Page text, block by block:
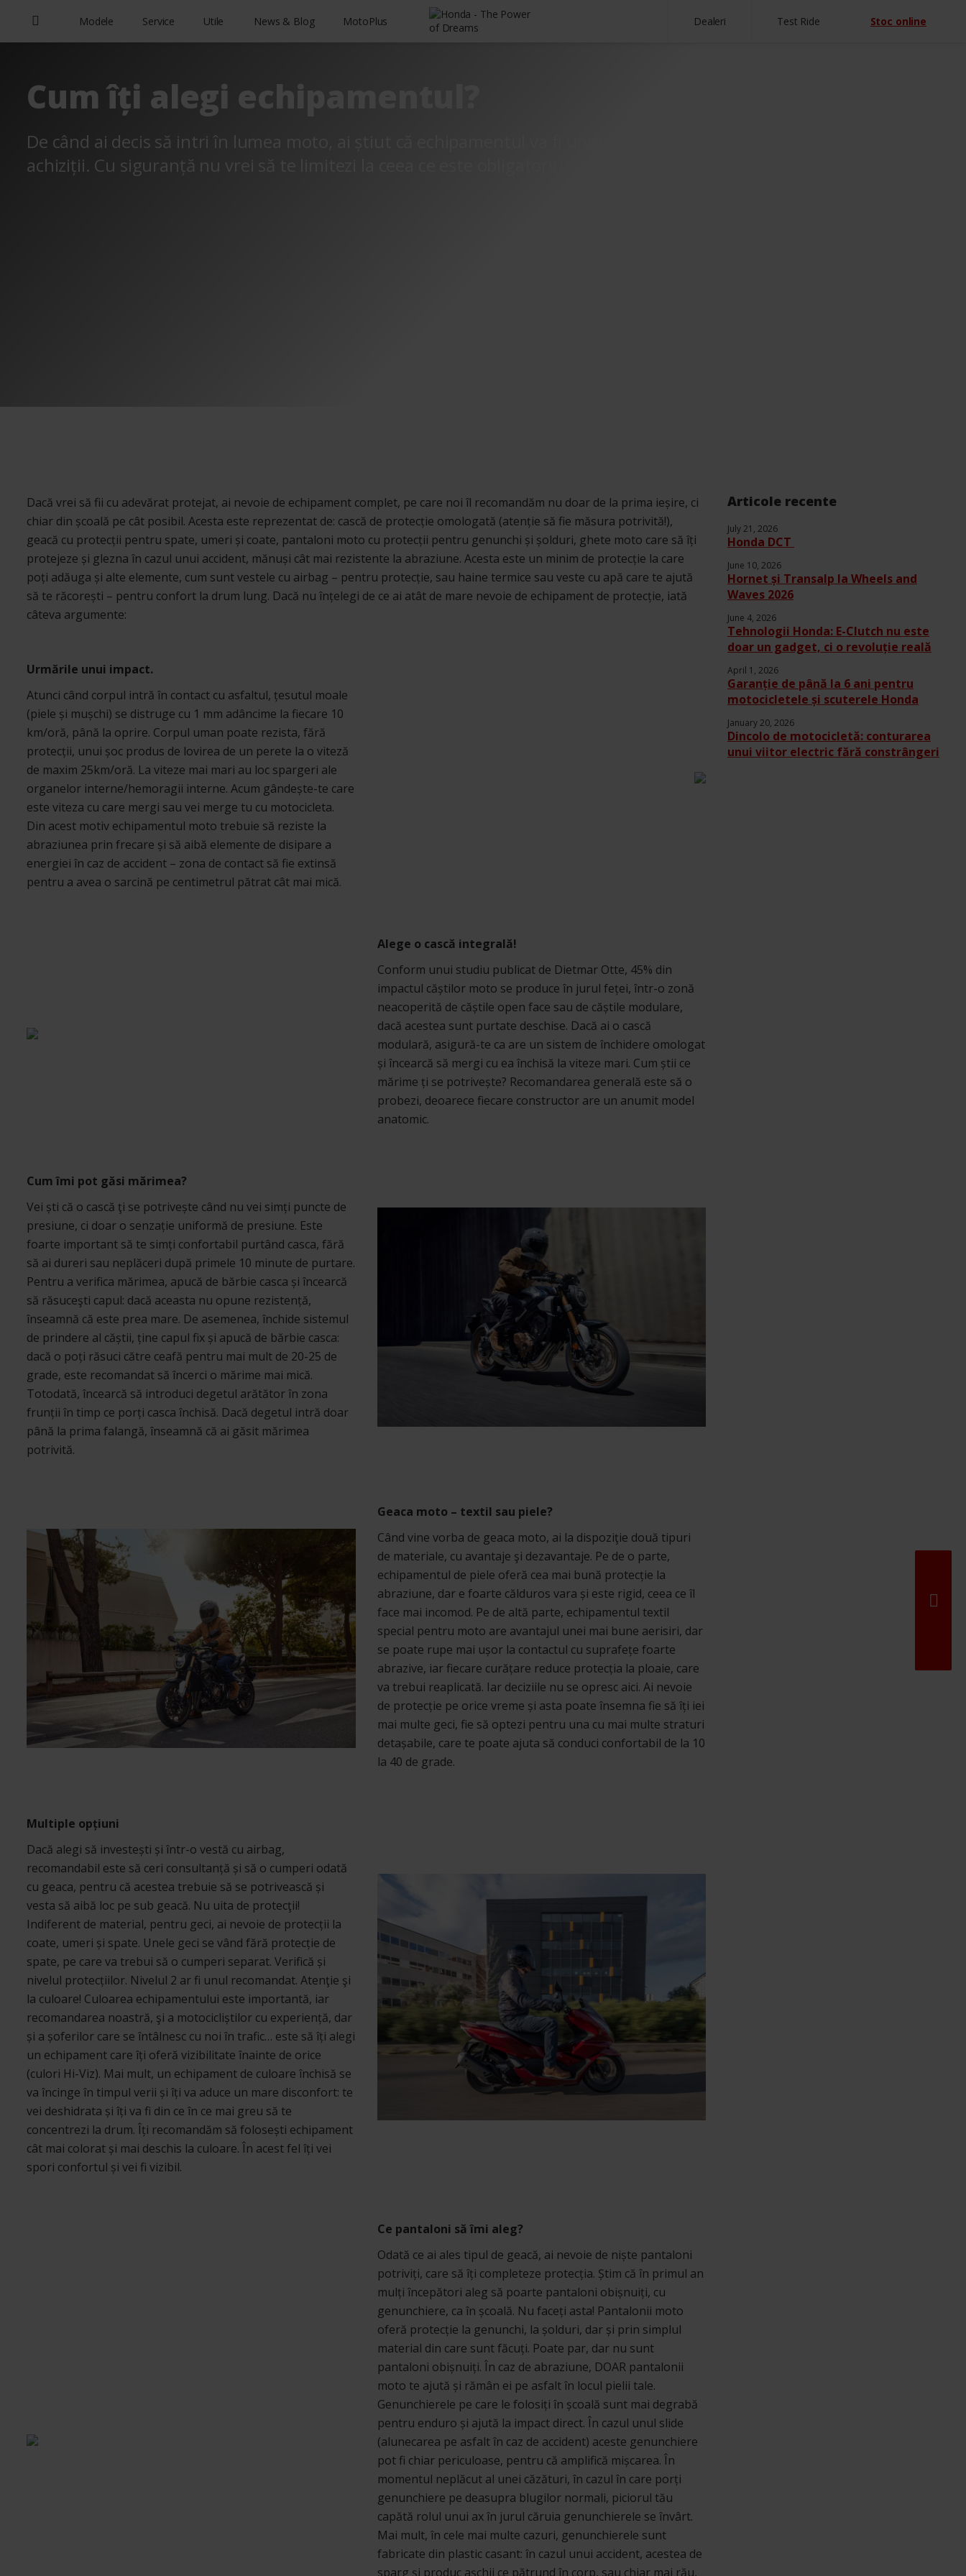
Modele Service Utile News & Blog MotoPlus Dealeri Test Ride Stoc online
Cum îți alegi echipamentul?
De când ai decis să intri în lumea moto, ai știut că echipamentul va fi unul dintre punctele importante pe lista de
achiziții. Cu siguranță nu vrei să te limitezi la ceea ce este obligatoriu – casca de protecție
Dacă vrei să fii cu adevărat protejat, ai nevoie de echipament complet, pe care noi îl recomandăm nu doar de la prima ieșire, ci
chiar din școală pe cât posibil. Acesta este reprezentat de: cască de protecție omologată (atenție să fie măsura potrivită!),
geacă cu protecții pentru spate, umeri și coate, pantaloni moto cu protecții pentru genunchi și șolduri, ghete moto care să îți
protejeze și glezna în cazul unui accident, mănuși cât mai rezistente la abraziune. Acesta este un minim de protecție la care
poți adăuga și alte elemente, cum sunt vestele cu airbag – pentru protecție, sau haine termice sau veste cu apă care te ajută
să te răcorești – pentru confort la drum lung. Dacă nu înțelegi de ce ai atât de mare nevoie de echipament de protecție, iată
câteva argumente:
Urmările unui impact.
Atunci când corpul intră în contact cu asfaltul, țesutul moale
(piele și mușchi) se distruge cu 1 mm adâncime la fiecare 10
km/oră, până la oprire. Corpul uman poate rezista, fără
protecții, unui șoc produs de lovirea de un perete la o viteză
de maxim 25km/oră. La viteze mai mari au loc spargeri ale
organelor interne/hemoragii interne. Acum gândește-te care
este viteza cu care mergi sau vei merge tu cu motocicleta.
Din acest motiv echipamentul moto trebuie să reziste la
abraziunea prin frecare și să aibă elemente de disipare a
energiei în caz de accident – zona de contact să fie extinsă
pentru a avea o sarcină pe centimetrul pătrat cât mai mică.
Alege o cască integrală!
Conform unui studiu publicat de Dietmar Otte, 45% din
impactul căștilor moto se produce în jurul feței, într-o zonă
neacoperită de căștile open face sau de căștile modulare,
dacă acestea sunt purtate deschise. Dacă ai o cască
modulară, asigură-te ca are un sistem de închidere omologat
și încearcă să mergi cu ea închisă la viteze mari. Cum știi ce
mărime ți se potrivește? Recomandarea generală este să o
probezi, deoarece fiecare constructor are un anumit model
anatomic.
Cum îmi pot găsi mărimea?
Vei ști că o cască ţi se potrivește când nu vei simți puncte de
presiune, ci doar o senzație uniformă de presiune. Este
foarte important să te simți confortabil purtând casca, fără
să ai dureri sau neplăceri după primele 10 minute de purtare.
Pentru a verifica mărimea, apucă de bărbie casca și încearcă
să răsuceşti capul: dacă aceasta nu opune rezistență,
înseamnă că este prea mare. De asemenea, închide sistemul
de prindere al căștii, ține capul fix și apucă de bărbie casca:
dacă o poți răsuci către ceafă pentru mai mult de 20-25 de
grade, este recomandat să încerci o mărime mai mică.
Totodată, încearcă să introduci degetul arătător în zona
frunții în timp ce porți casca închisă. Dacă degetul intră doar
până la prima falangă, înseamnă că ai găsit mărimea
potrivită.
Geaca moto – textil sau piele?
Când vine vorba de geaca moto, ai la dispoziţie două tipuri
de materiale, cu avantaje şi dezavantaje. Pe de o parte,
echipamentul de piele oferă cea mai bună protecție la
abraziune, dar e foarte călduros vara și este rigid, ceea ce îl
face mai incomod. Pe de altă parte, echipamentul textil
special pentru moto are avantajul unei mai bune aerisiri, dar
se poate rupe mai ușor la contactul cu suprafețe foarte
abrazive, iar fiecare curățare reduce protecția la ploaie, care
va trebui reaplicată. Iar deciziile nu se opresc aici. Ai nevoie
de protecție pe orice vreme și asta poate însemna fie să îți iei
mai multe geci, fie să optezi pentru una cu mai multe straturi
detașabile, care te poate ajuta să conduci confortabil de la 10
la 40 de grade.
Multiple opțiuni
Dacă alegi să investești și într-o vestă cu airbag,
recomandabil este să ceri consultanță și să o cumperi odată
cu geaca, pentru că acestea trebuie să se potrivească și
vesta să aibă loc pe sub geacă. Nu uita de protecţii!
Indiferent de material, pentru geci, ai nevoie de protecții la
coate, umeri și spate. Unele geci se vând fără protecție de
spate, pe care va trebui să o cumperi separat. Verifică și
nivelul protecțiilor. Nivelul 2 ar fi unul recomandat. Atenţie şi
la culoare! Culoarea echipamentului este importantă, iar
recomandarea noastră, şi a motocicliștilor cu experiență, dar
și a șoferilor care se întâlnesc cu noi în trafic… este să îți alegi
un echipament care îți oferă vizibilitate înainte de orice
(culori Hi-Viz). Mai mult, un echipament de culoare închisă se
va încinge în timpul verii și îți va aduce un mare disconfort: te
vei deshidrata și îți va fi din ce în ce mai greu să te
concentrezi la drum. Îți recomandăm să folosești echipament
cât mai colorat și mai deschis la culoare. În acest fel îți vei
spori confortul și vei fi vizibil.
Ce pantaloni să îmi aleg?
Odată ce ai ales tipul de geacă, ai nevoie de niște pantaloni
potriviți, care să îți completeze protecția. Știm că în primul an
mulți începători aleg să poarte pantaloni obișnuiți, cu
genunchiere, ca în școală. Nu faceți asta! Pantalonii moto
oferă protecție la genunchi, la șolduri, dar și prin simplul
material din care sunt făcuți. Poate par, dar nu sunt
pantaloni obișnuiți. În caz de abraziune, DOAR pantalonii
moto te ajută și rămân ei pe asfalt în locul pielii tale.
Genunchierele pe care le folosiți în școală sunt mai degrabă
pentru enduro și ajută la impact direct. În cazul unul slide
(alunecarea pe asfalt în caz de accident) aceste genunchiere
pot fi chiar periculoase, pentru că amplifică mișcarea. În
momentul neplăcut al unei căzături, în cazul în care porți
genunchiere pe deasupra blugilor normali, piciorul tău
capătă rolul unui ax în jurul căruia genunchierele se învârt.
Mai mult, în cele mai multe cazuri, genunchierele sunt
fabricate din plastic casant: în cazul unui accident, acestea de
sparg și produc așchii ce pătrund în corp, sau chiar mai rău,
Articole recente
July 21, 2026
Honda DCT
June 10, 2026
Hornet și Transalp la Wheels and
Waves 2026
June 4, 2026
Tehnologii Honda: E-Clutch nu este
doar un gadget, ci o revoluție reală
April 1, 2026
Garanție de până la 6 ani pentru
motocicletele și scuterele Honda
January 20, 2026
Dincolo de motocicletă: conturarea
unui viitor electric fără constrângeri